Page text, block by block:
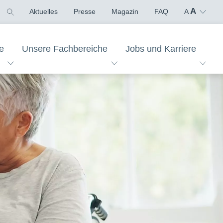
Aktuelles Presse Magazin FAQ A A
Unsere Fachbereiche Jobs und Karriere